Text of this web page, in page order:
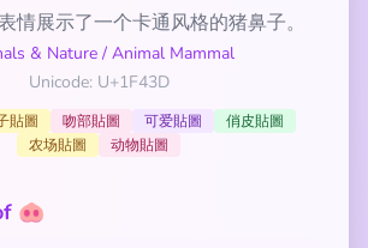
情展示了一个卡通风格的猪鼻子。
& Nature/ Animal Mammal
Unicode: U+1F43D
貼圖 吻部貼圖 可爱貼圖
俏皮貼圖
农场貼圖
动物貼圖
🐽